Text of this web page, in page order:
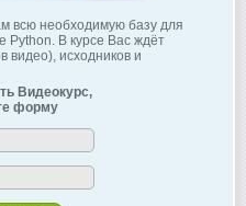
всю необходимую базу для
Python. В курсе Вас ждёт
видео), исходников и
Видеокурс,
форму